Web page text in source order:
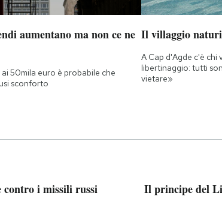
aumentano ma non ce ne
50mila euro è probabile che
sconforto
Il villaggio
A Cap d'Agde c'è chi
libertinaggio: tutti
vietare»
contro i missili russi Il principe del